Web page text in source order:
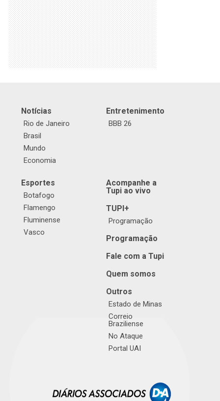
Notícias
Rio de Janeiro
Brasil
Mundo
Economia
Entretenimento
BBB 26
Esportes
Botafogo
Flamengo
Fluminense
Vasco
Acompanhe a
Tupi ao vivo
TUPI+
Programação
Programação
Fale com a Tupi
Quem somos
Outros
Estado de Minas
Correio
Braziliense
No Ataque
Portal UAI